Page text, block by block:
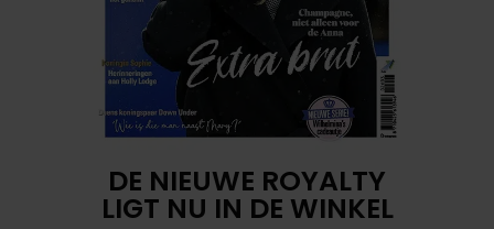
DE NIEUWE ROYALTY
LIGT NU IN DE WINKEL